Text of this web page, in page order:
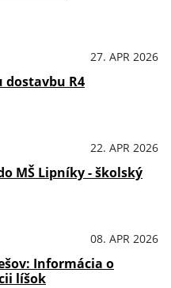
27. APR 2026
dostavbu R4
22. APR 2026
MŠ Lipníky - školský
08. APR 2026
Informácia o
líšok